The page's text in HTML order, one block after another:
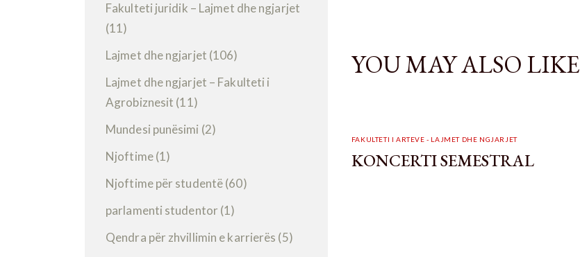
YOU MAY ALSO LIKE
FAKULTETI I ARTEVE - LAJMET DHE NGJARJET
KONCERTI SEMESTRAL
Fakulteti juridik – Lajmet dhe ngjarjet
(11)
Lajmet dhe ngjarjet (106)
Lajmet dhe ngjarjet – Fakulteti i
Agrobiznesit (11)
Mundesi punësimi (2)
Njoftime(1)
Njoftime për studentë(60)
parlamenti studentor (1)
Qendra për zhvillimin e karrierës (5)